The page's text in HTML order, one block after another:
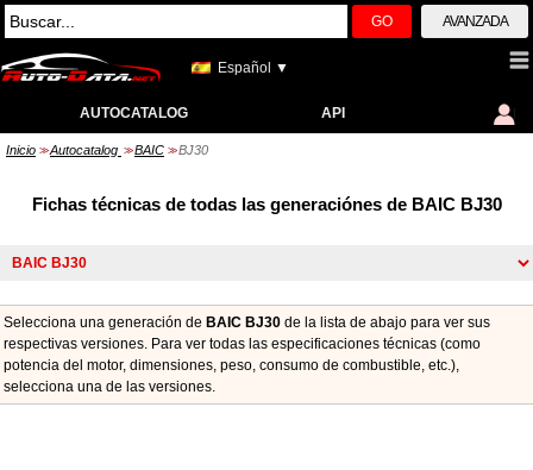
GO AVANZADA
Español ▼
AUTOCATALOG API
Inicio >> Autocatalog >> BAIC >> BJ30
Fichas técnicas de todas las generaciónes de BAIC BJ30
Selecciona una generación de BAIC BJ30 de la lista de abajo para ver sus
respectivas versiones. Para ver todas las especificaciones técnicas (como
potencia del motor, dimensiones, peso, consumo de combustible, etc.),
seleccionа una de las versiones.